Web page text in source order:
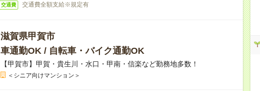
交通費 交通費全額支給※規定有
滋賀県甲賀市
車通勤OK / 自転車・バイク通勤OK
【甲賀市】甲賀・貴生川・水口・甲南・信楽など勤務地多数！
＜シニア向けマンション＞